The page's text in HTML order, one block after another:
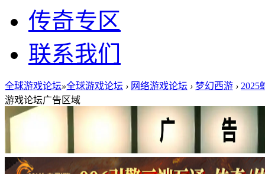
传奇专区
联系我们
全球游戏论坛»全球游戏论坛 › 网络游戏论坛 › 梦幻西游 › 2025
游戏论坛广告区域